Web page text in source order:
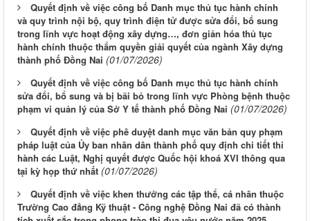
Quyết định về việc công bố Danh mục thủ tục hành chính
và quy trình nội bộ, quy trình điện tử được sửa đổi, bổ sung
trong lĩnh vực hoạt động xây dựng…, đơn giản hóa thủ tục
hành chính thuộc thẩm quyền giải quyết của ngành Xây dựng
thành phố Đồng Nai (01/07/2026)
Quyết định về việc công bố Danh mục thủ tục hành chính
sửa đổi, bổ sung và bị bãi bỏ trong lĩnh vực Phòng bệnh thuộc
phạm vi quản lý của Sở Y tế thành phố Đồng Nai (01/07/2026)
Quyết định về việc phê duyệt danh mục văn bản quy phạm
pháp luật của Ủy ban nhân dân thành phố quy định chi tiết thi
hành các Luật, Nghị quyết được Quốc hội khoá XVI thông qua
tại kỳ họp thứ nhất (01/07/2026)
Quyết định về việc khen thưởng các tập thể, cá nhân thuộc
Trường Cao đẳng Kỹ thuật - Công nghệ Đồng Nai đã có thành